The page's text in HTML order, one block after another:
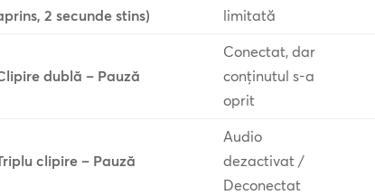
2 secunde stins)
limitată
dublă – Pauză
Conectat, dar
conținutul s-a
oprit
clipire – Pauză
Audio
dezactivat /
Deconectat